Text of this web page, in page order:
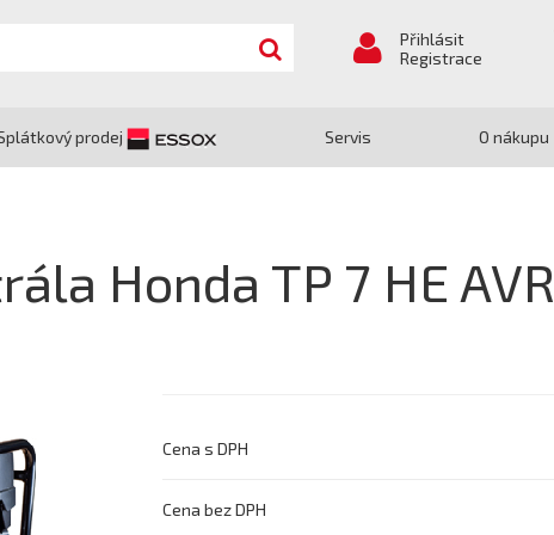
Přihlásit
Registrace
prodej Servis O nákupu
Honda TP 7 HE AVR
Cena s DPH
Cena bez DPH